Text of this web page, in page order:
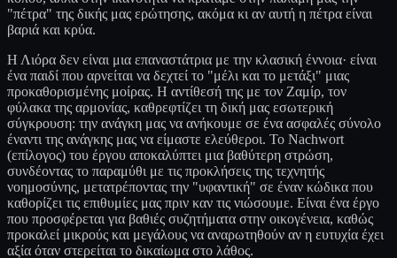
"πέτρα" της δικής μας ερώτησης, ακόμα κι αν αυτή η πέτρα είναι
βαριά και κρύα.
Η Λιόρα δεν είναι μια επαναστάτρια με την κλασική έννοια· είναι
ένα παιδί που αρνείται να δεχτεί το "μέλι και το μετάξι" μιας
προκαθορισμένης μοίρας. Η αντίθεσή της με τον Ζαμίρ, τον
φύλακα της αρμονίας, καθρεφτίζει τη δική μας εσωτερική
σύγκρουση: την ανάγκη μας να ανήκουμε σε ένα ασφαλές σύνολο
έναντι της ανάγκης μας να είμαστε ελεύθεροι. Το Nachwort
(επίλογος) του έργου αποκαλύπτει μια βαθύτερη στρώση,
συνδέοντας το παραμύθι με τις προκλήσεις της τεχνητής
νοημοσύνης, μετατρέποντας την "υφαντική" σε έναν κώδικα που
καθορίζει τις επιθυμίες μας πριν καν τις νιώσουμε. Είναι ένα έργο
που προσφέρεται για βαθιές συζητήματα στην οικογένεια, καθώς
προκαλεί μικρούς και μεγάλους να αναρωτηθούν αν η ευτυχία έχει
αξία όταν στερείται το δικαίωμα στο λάθος.